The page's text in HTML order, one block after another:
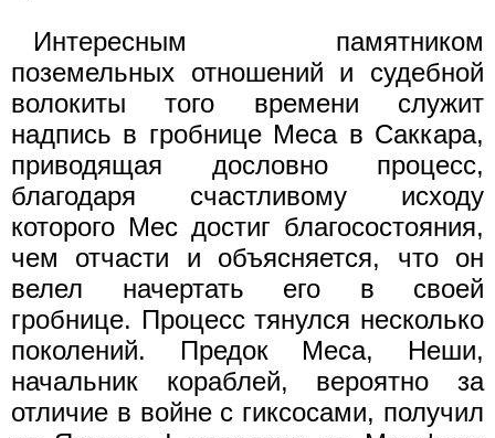
Интересным памятником
поземельных отношений и судебной
волокиты того времени служит
надпись в гробнице Меса в Саккара,
приводящая дословно процесс,
благодаря счастливому исходу
которого Мес достиг благосостояния,
чем отчасти и объясняется, что он
велел начертать его в своей
гробнице. Процесс тянулся несколько
поколений. Предок Меса, Неши,
начальник кораблей, вероятно за
отличие в войне с гиксосами, получил